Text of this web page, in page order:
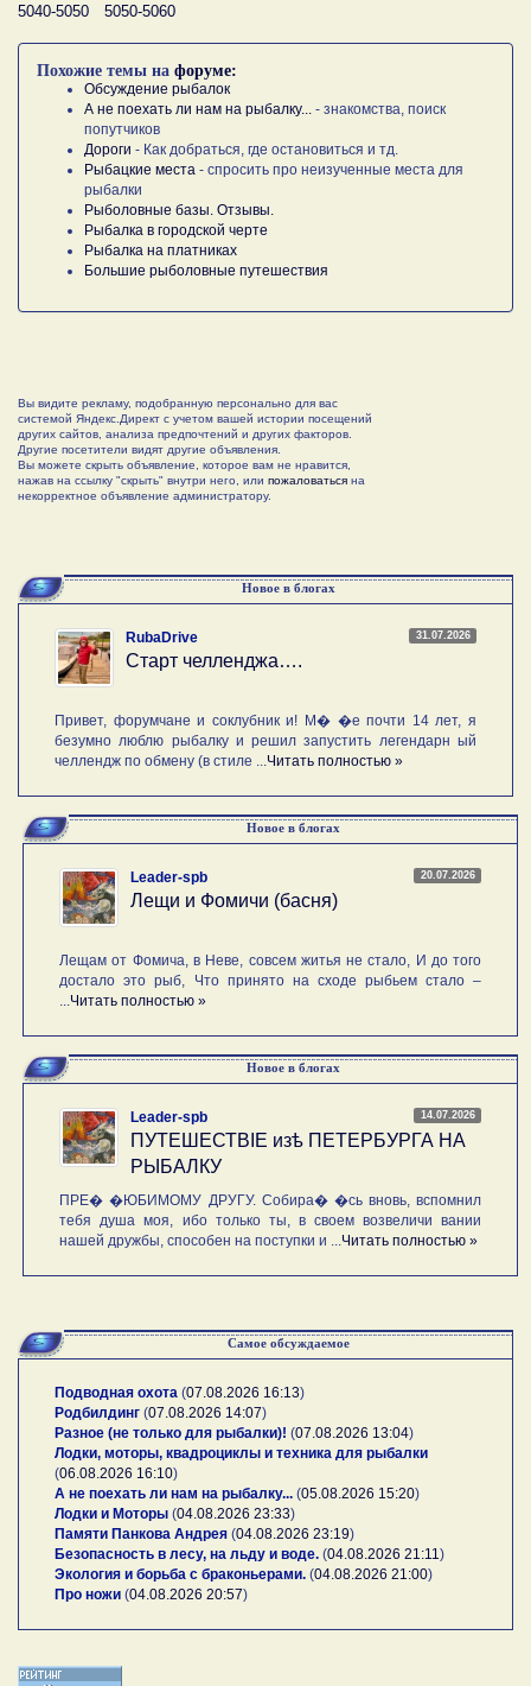
5040-5050
5050-5060
Похожие темы на форуме:
Обсуждение рыбалок
А не поехать ли нам на рыбалку... - знакомства, поиск
попутчиков
Дороги - Как добраться, где остановиться и тд.
Рыбацкие места - спросить про неизученные места для
рыбалки
Рыболовные базы. Отзывы.
Рыбалка в городской черте
Рыбалка на платниках
Большие рыболовные путешествия
Вы видите рекламу, подобранную персонально для вас
системой Яндекс.Директ с учетом вашей истории посещений
других сайтов, анализа предпочтений и других факторов.
Другие посетители видят другие объявления.
Вы можете скрыть объявление, которое вам не нравится,
нажав на ссылку "скрыть" внутри него, или пожаловаться на
некорректное объявление администратору.
Новое в блогах
31.07.2026
RubaDrive
Старт челленджа….
Привет, форумчане и соклубник и! М� �е почти 14 лет, я
безумно люблю рыбалку и решил запустить легендарн ый
челлендж по обмену (в стиле ...Читать полностью »
Новое в блогах
20.07.2026
Leader-spb
Лещи и Фомичи (басня)
Лещам от Фомича, в Неве, совсем житья не стало, И до того
достало это рыб, Что принято на сходе рыбьем стало –
...Читать полностью »
Новое в блогах
14.07.2026
Leader-spb
ПУТЕШЕСТВIE изѣ ПЕТЕРБУРГА НА
РЫБАЛКУ
ПРЕ� �ЮБИМОМУ ДРУГУ. Собира� �сь вновь, вспомнил
тебя душа моя, ибо только ты, в своем возвеличи вании
нашей дружбы, способен на поступки и ...Читать полностью »
Самое обсуждаемое
Подводная охота (07.08.2026 16:13)
Родбилдинг (07.08.2026 14:07)
Разное (не только для рыбалки)! (07.08.2026 13:04)
Лодки, моторы, квадроциклы и техника для рыбалки
(06.08.2026 16:10)
А не поехать ли нам на рыбалку... (05.08.2026 15:20)
Лодки и Моторы (04.08.2026 23:33)
Памяти Панкова Андрея (04.08.2026 23:19)
Безопасность в лесу, на льду и воде. (04.08.2026 21:11)
Экология и борьба с браконьерами. (04.08.2026 21:00)
Про ножи (04.08.2026 20:57)